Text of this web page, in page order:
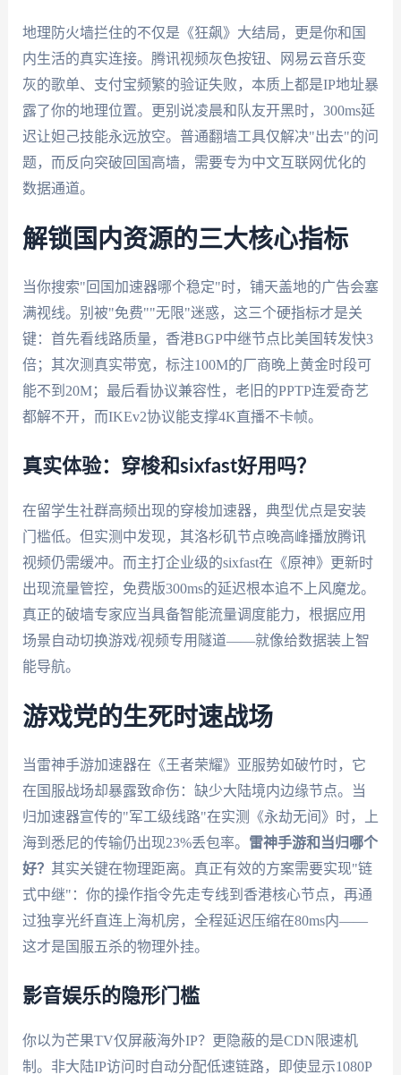
地理防火墙拦住的不仅是《狂飙》大结局，更是你和国
内生活的真实连接。腾讯视频灰色按钮、网易云音乐变
灰的歌单、支付宝频繁的验证失败，本质上都是IP地址暴
露了你的地理位置。更别说凌晨和队友开黑时，300ms延
迟让妲己技能永远放空。普通翻墙工具仅解决"出去"的问
题，而反向突破回国高墙，需要专为中文互联网优化的
数据通道。
解锁国内资源的三大核心指标
当你搜索"回国加速器哪个稳定"时，铺天盖地的广告会塞
满视线。别被"免费""无限"迷惑，这三个硬指标才是关
键：首先看线路质量，香港BGP中继节点比美国转发快3
倍；其次测真实带宽，标注100M的厂商晚上黄金时段可
能不到20M；最后看协议兼容性，老旧的PPTP连爱奇艺
都解不开，而IKEv2协议能支撑4K直播不卡帧。
真实体验：穿梭和sixfast好用吗？
在留学生社群高频出现的穿梭加速器，典型优点是安装
门槛低。但实测中发现，其洛杉矶节点晚高峰播放腾讯
视频仍需缓冲。而主打企业级的sixfast在《原神》更新时
出现流量管控，免费版300ms的延迟根本追不上风魔龙。
真正的破墙专家应当具备智能流量调度能力，根据应用
场景自动切换游戏/视频专用隧道——就像给数据装上智
能导航。
游戏党的生死时速战场
当雷神手游加速器在《王者荣耀》亚服势如破竹时，它
在国服战场却暴露致命伤：缺少大陆境内边缘节点。当
归加速器宣传的"军工级线路"在实测《永劫无间》时，上
海到悉尼的传输仍出现23%丢包率。 雷神手游和当归哪个
好？ 其实关键在物理距离。真正有效的方案需要实现"链
式中继"：你的操作指令先走专线到香港核心节点，再通
过独享光纤直连上海机房，全程延迟压缩在80ms内——
这才是国服五杀的物理外挂。
影音娱乐的隐形门槛
你以为芒果TV仅屏蔽海外IP？更隐蔽的是CDN限速机
制。非大陆IP访问时自动分配低速链路，即使显示1080P